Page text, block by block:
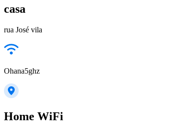
casa
rua José vila
Ohana5ghz
Home WiFi